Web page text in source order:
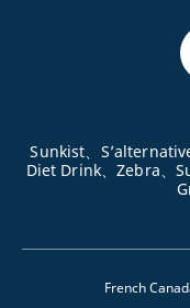
Sunkist、
Diet Drink、Zebra、
French